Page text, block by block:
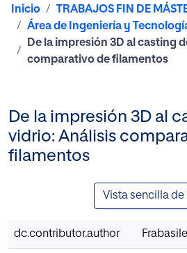
Inicio
TRABAJOS FIN DE
Área de Ingeniería y
De la impresión 3D al casting
comparativo de filamentos
De la impresión 3D al
vidrio: Análisis
filamentos
Vista sencilla de
dc.contributor.author